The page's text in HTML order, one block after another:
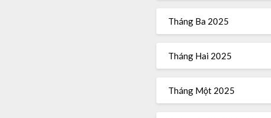
Tháng Ba 2025
Tháng Hai 2025
Tháng Một 2025